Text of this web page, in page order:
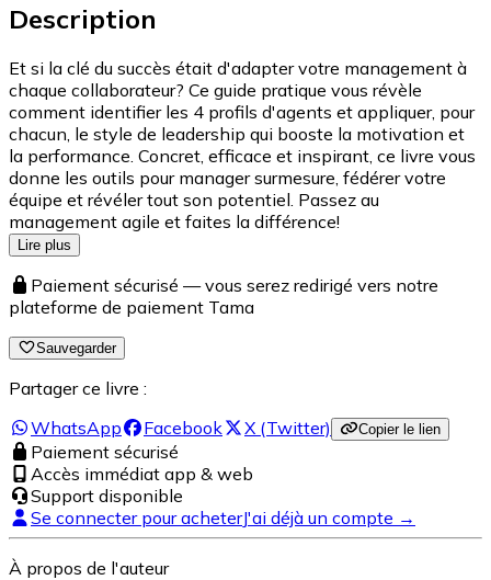
Description
Et si la clé du succès était d'adapter votre management à
chaque collaborateur? Ce guide pratique vous révèle
comment identifier les 4 profils d'agents et appliquer, pour
chacun, le style de leadership qui booste la motivation et
la performance. Concret, efficace et inspirant, ce livre vous
donne les outils pour manager surmesure, fédérer votre
équipe et révéler tout son potentiel. Passez au
management agile et faites la différence!
Lire plus
Paiement sécurisé — vous serez redirigé vers notre
plateforme de paiement Tama
Sauvegarder
Partager ce livre :
WhatsApp
Facebook X (Twitter) Copier le lien
Paiement sécurisé
Accès immédiat app & web
Support disponible
Se connecter pour acheterJ'ai déjà un compte →
À propos de l'auteur